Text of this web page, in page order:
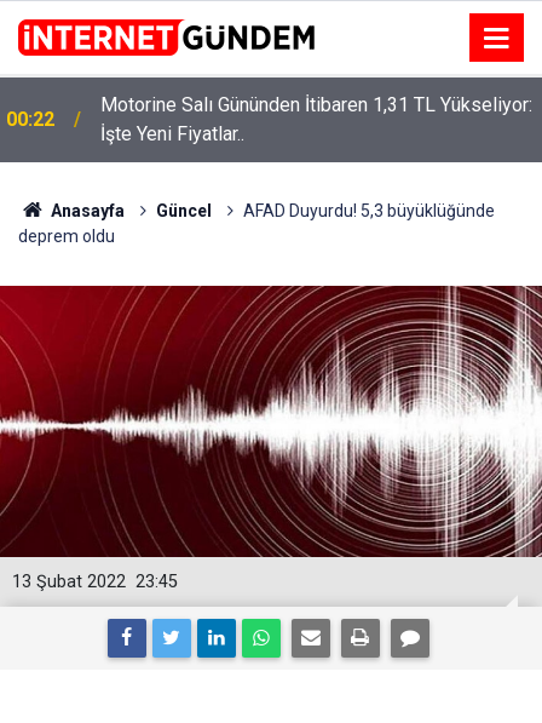
00:22
Motorine Salı Gününden İtibaren 1,31 TL Yükseliyor:
İşte Yeni Fiyatlar..
Anasayfa Güncel
AFAD Duyurdu! 5,3 büyüklüğünde
deprem oldu
23:45
13 Şubat 2022